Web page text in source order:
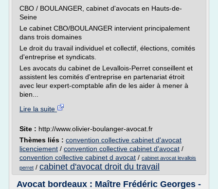
CBO / BOULANGER, cabinet d'avocats en Hauts-de-
Seine
Le cabinet CBO/BOULANGER intervient principalement
dans trois domaines
Le droit du travail individuel et collectif, élections, comités
d'entreprise et syndicats.
Les avocats du cabinet de Levallois-Perret conseillent et
assistent les comités d'entreprise en partenariat étroit
avec leur expert-comptable afin de les aider à mener à
bien...
Lire la suite
Site : http://www.olivier-boulanger-avocat.fr
Thèmes liés : convention collective cabinet d'avocat
licenciement / convention collective cabinet d'avocat /
convention collective cabinet d avocat / cabinet avocat levallois
perret / cabinet d'avocat droit du travail
Avocat bordeaux : Maître Frédéric Georges -